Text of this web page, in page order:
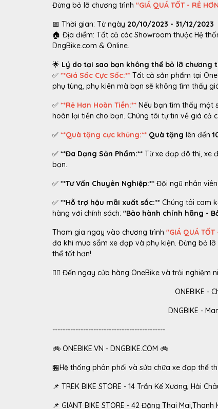
Đừng bỏ lỡ chương trình "GIÁ QUÁ TỐT - RẺ
📅 Thời gian: Từ ngày 20/10/2023 - 31/12/2023
🏠 Địa điểm: Tất cả các Showroom thuộc Hệ
DngBike.com & Online.
🌟 Lý do tại sao bạn không thể bỏ lỡ chương
✅ **Giá Sốc Cực Sốc:** Tất cả sản phẩm tại
phụ tùng, phụ kiên mà bạn sẽ không tìm thấy
✅ **Rẻ Hơn Hoàn Tiền:** Nếu bạn tìm thấy một
hoàn lại tiền cho bạn. Chúng tôi tự tin về giá cả
✅ **Quà tặng cực khủng:** Quà tặng lên đến
✅ **Đa Dạng Sản Phẩm:** Từ xe đạp đô thị, xe
bạn.
✅ **Tư Vấn Chuyên Nghiệp:** Đội ngũ nhân
✅ **Hỗ trợ hậu mãi xuất sắc:** Chúng tôi cam
hàng với chính sách: "Bảo hành chính hãng -
Tham gia ngay vào chương trình "GIÁ QUÁ TỐT
đa khi mua sắm xe đạp và phụ kiện. Đừng bỏ
thể tốt hơn!
🚴‍♂️ Đến ngay cửa hàng OneBike và trải nghiệm
ONEBIKE -
DNGBIKE -
--------------------------------------------
🚲 ONEBIKE.VN - DNGBIKE.COM 🚲
🏪Hệ thống phân phối và sửa chữa xe đạp thể
📌 TREK BIKE STORE - 14 Trần Kế Xương, Hải
📌 GIANT BIKE STORE - 42 Đặng Thai